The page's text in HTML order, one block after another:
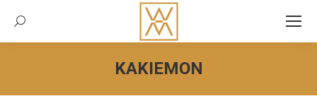
Recherche:
KAKIEMON
Vous êtes ici :